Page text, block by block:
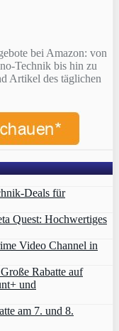
bei Amazon: von
Technik bis hin zu
Artikel des täglichen
Deals für
Quest: Hochwertiges
Video Channel in
Rabatte auf
und
am 7. und 8.